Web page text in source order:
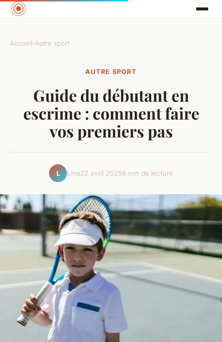
Accueil›Autre sport
AUTRE SPORT
Guide du débutant en
escrime : comment faire
vos premiers pas
L Lina22 avril 20256 min de lecture